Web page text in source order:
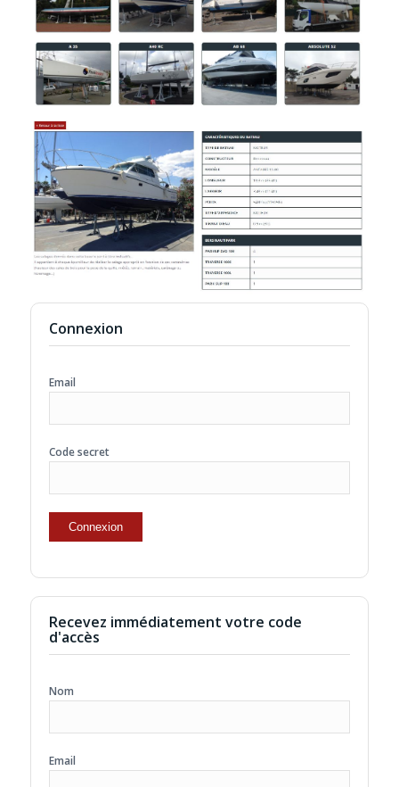
Connexion
Email
Code secret
Recevez immédiatement votre code
d'accès
Nom
Email